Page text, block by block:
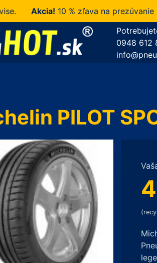
Akcia!10 % zľava na prezúvanie u
0948 612
PILOT